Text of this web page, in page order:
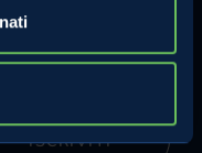
regolarmente
ISCRIVITI